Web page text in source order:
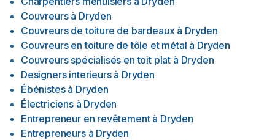
Couvreurs à Dryden
Couvreurs de toiture de bardeaux à Dryden
Couvreurs en toiture de tôle et métal à Dryden
Couvreurs spécialisés en toit plat à Dryden
Designers interieurs à Dryden
Ébénistes à Dryden
Électriciens à Dryden
Entrepreneur en revêtement à Dryden
Entrepreneurs à Dryden